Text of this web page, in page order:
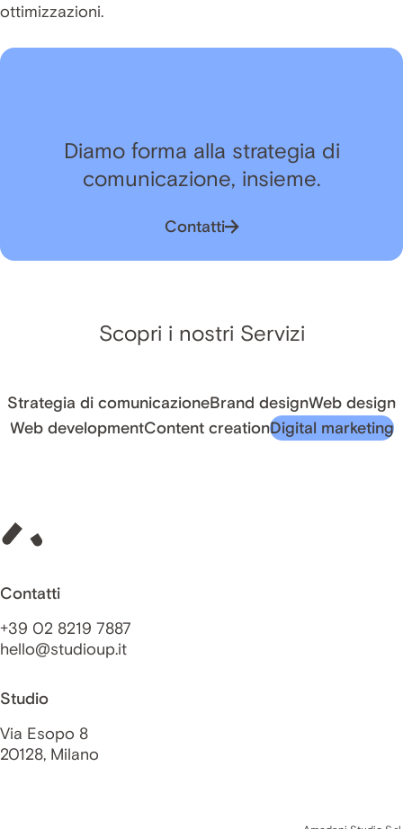
ottimizzazioni.
Diamo forma alla strategia di
comunicazione, insieme.
Contatti
Scopri i nostri Servizi
Strategia di comunicazioneBrand designWeb design
Web developmentContent creationDigital marketing
Contatti
+39 02 8219 7887
hello@studioup.it
Studio
Via Esopo 8
20128, Milano